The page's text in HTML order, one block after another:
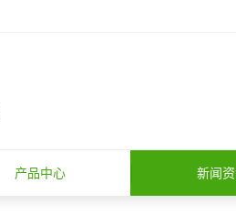
产品中心 新闻